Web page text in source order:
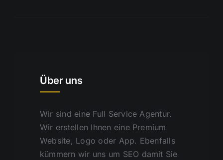
Über uns
Wir sind eine Full Service Agentur.
Wir erstellen Ihnen eine Premium
Website, Logo oder App. Ebenfalls
kümmern wir uns um SEO damit Sie